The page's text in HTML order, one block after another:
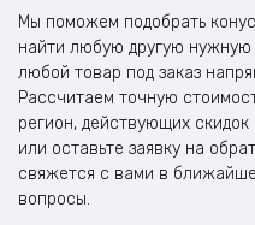
Мы поможем подобрать
найти любую другую
любой товар под заказ
Рассчитаем точную
регион, действующих
или оставьте заявку на
свяжется с вами в
вопросы.